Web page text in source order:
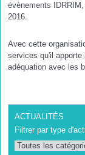
évènements
2016.
Avec cette
services qu'il
adéquation avec les
ACTUALITÉS
Filtrer par type